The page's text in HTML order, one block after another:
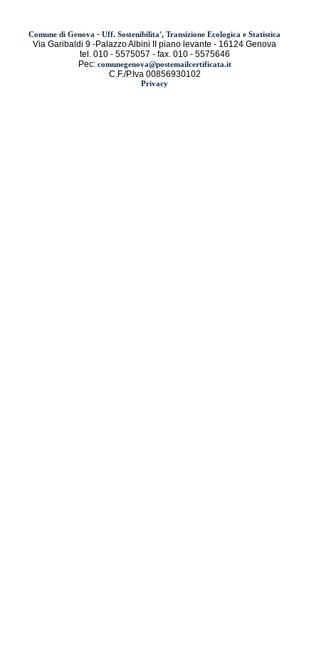
Comune di Genova - Uff. Sostenibilita', Transizione Ecologica e Statistica
Via Garibaldi 9 -Palazzo Albini II piano levante - 16124 Genova
tel. 010 - 5575057 - fax. 010 - 5575646
Pec: comunegenova@postemailcertificata.it
C.F./P.Iva 00856930102
Privacy